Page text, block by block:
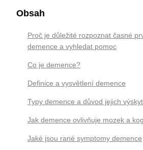
Obsah
Proč je důležité rozpoznat časné
demence a vyhledat pomoc
Co je demence?
Definice a vysvětlení demence
Typy demence a důvod jejich
Jak demence ovlivňuje mozek a
Jaké jsou rané symptomy demence